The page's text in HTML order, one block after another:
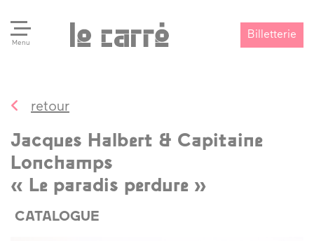
Menu
Billetterie
retour
Jacques Halbert & Capitaine
Lonchamps
« Le paradis perdure »
CATALOGUE